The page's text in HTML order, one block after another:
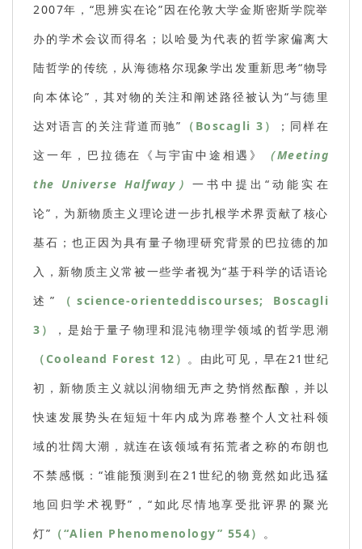
2007年，“思辨实在论”因在伦敦大学金斯密斯学院举
办的学术会议而得名；以哈曼为代表的哲学家偏离大
陆哲学的传统，从海德格尔现象学出发重新思考“物导
向本体论”，其对物的关注和阐述路径被认为“与德里
达对语言的关注背道而驰”
（Boscagli 3）
；同样在
这一年，巴拉德在《与宇宙中途相遇》
（Meeting
the Universe Halfway） 一书中提出“动能实在
论”，为新物质主义理论进一步扎根学术界贡献了核心
基石；也正因为具有量子物理研究背景的巴拉德的加
入，新物质主义常被一些学者视为“基于科学的话语论
述” （science-orienteddiscourses; Boscagli
3）
，是始于量子物理和混沌物理学领域的哲学思潮
（Cooleand Forest 12） 。由此可见，早在21世纪
初，新物质主义就以润物细无声之势悄然酝酿，并以
快速发展势头在短短十年内成为席卷整个人文社科领
域的壮阔大潮，就连在该领域有拓荒者之称的布朗也
不禁感慨：“谁能预测到在21世纪的物竟然如此迅猛
地回归学术视野”，“如此尽情地享受批评界的聚光
灯” （“Alien Phenomenology” 554） 。